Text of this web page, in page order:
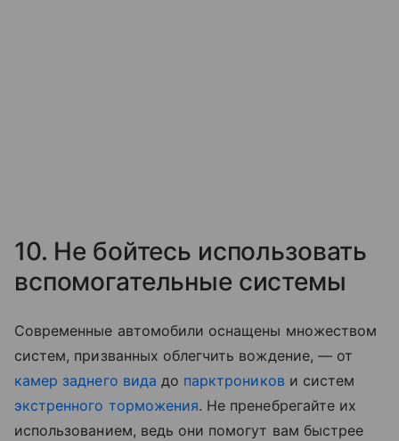
10. Не бойтесь использовать
вспомогательные системы
Современные автомобили оснащены множеством
систем, призванных облегчить вождение, — от
камер заднего вида до парктроников и систем
экстренного торможения. Не пренебрегайте их
использованием, ведь они помогут вам быстрее